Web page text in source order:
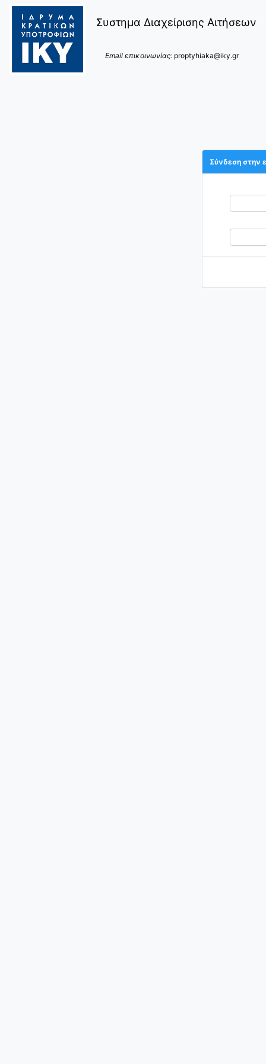
Συστημα Διαχείρισης Αιτήσεων
Email επικοινωνίας: proptyhiaka@iky.gr
Σύνδεση στην